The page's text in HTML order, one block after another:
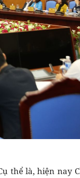
thể là, hiện nay